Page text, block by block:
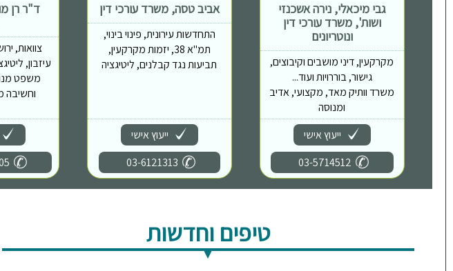
גבי מיכאלי, נירה אשכנזי
ושות', משרד עורכי דין
ונוטריונים
מקרקעין, דיני מושבים וקיבוצים,
גישור, בוררויות ועוד...
משרד וותיק מאד, מקצועי, אדיב
ומנוסה
ייעוץ אישי
03-5714512
אביב טסה, משרד עורכי דין
התחדשות עירונית, פינוי בינוי,
תמ"א 38, יזמות מקרקעין,
תביעות נגד קבלנים, ליטיגציה
ייעוץ אישי
03-6121313
ד"ר רן
צוואות,
עיזבון,
משפט
וחשיבה
טיפים וחדשות